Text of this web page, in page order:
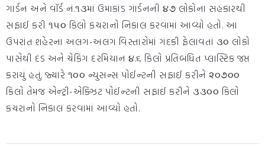
ગાર્ડન અને વૉર્ડ નં.૧૩માં ઉમાકાંડ ગાર્ડનની ૪૭ લોકોના સહકારથી
સફાઈ કરી ૧૫૦ કિલો કચરાનો નિકાલ કરવામાં આવ્યો હતો. આ
ઉપરાંત શહેરના અલગ-અલગ વિસ્તારોમાં ગંદકી ફેલાવતાં ૩૦ લોકો
પાસેથી દંડ અને ચેકિંગ દરમિયાન ૪.૬ કિલો પ્રતિબંધિત પ્લાસ્ટિક જપ્ત
કરાયું હતું. જ્યારે ૧૦૦ ન્યુસન્સ પોઈન્ટની સફાઈ કરીને ૨૦૭૦૦
કિલો તેમજ એન્ટ્રી-એક્ઝિટ પોઈન્ટની સફાઈ કરીને ૩૩૦૦ કિલો
કચરાનો નિકાલ કરવામાં આવ્યો હતો.